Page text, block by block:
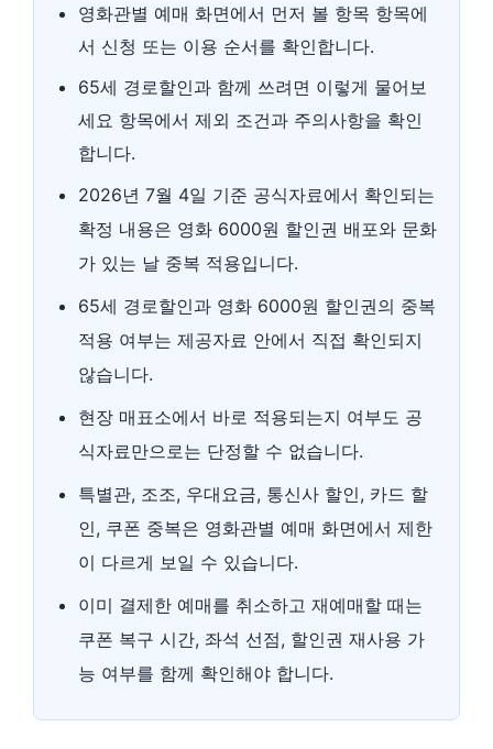
영화관별 예매 화면에서 먼저 볼 항목 항목에
서 신청 또는 이용 순서를 확인합니다.
65세 경로할인과 함께 쓰려면 이렇게 물어보
세요 항목에서 제외 조건과 주의사항을 확인
합니다.
2026년 7월 4일 기준 공식자료에서 확인되는
확정 내용은 영화 6000원 할인권 배포와 문화
가 있는 날 중복 적용입니다.
65세 경로할인과 영화 6000원 할인권의 중복
적용 여부는 제공자료 안에서 직접 확인되지
않습니다.
현장 매표소에서 바로 적용되는지 여부도 공
식자료만으로는 단정할 수 없습니다.
특별관, 조조, 우대요금, 통신사 할인, 카드 할
인, 쿠폰 중복은 영화관별 예매 화면에서 제한
이 다르게 보일 수 있습니다.
이미 결제한 예매를 취소하고 재예매할 때는
쿠폰 복구 시간, 좌석 선점, 할인권 재사용 가
능 여부를 함께 확인해야 합니다.